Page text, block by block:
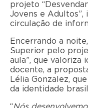
projeto
Jovens e
circulação de
Encerrando a
Superior pelo
aula”, que valoriza
docente, a
Lélia Gonzalez,
da identidade